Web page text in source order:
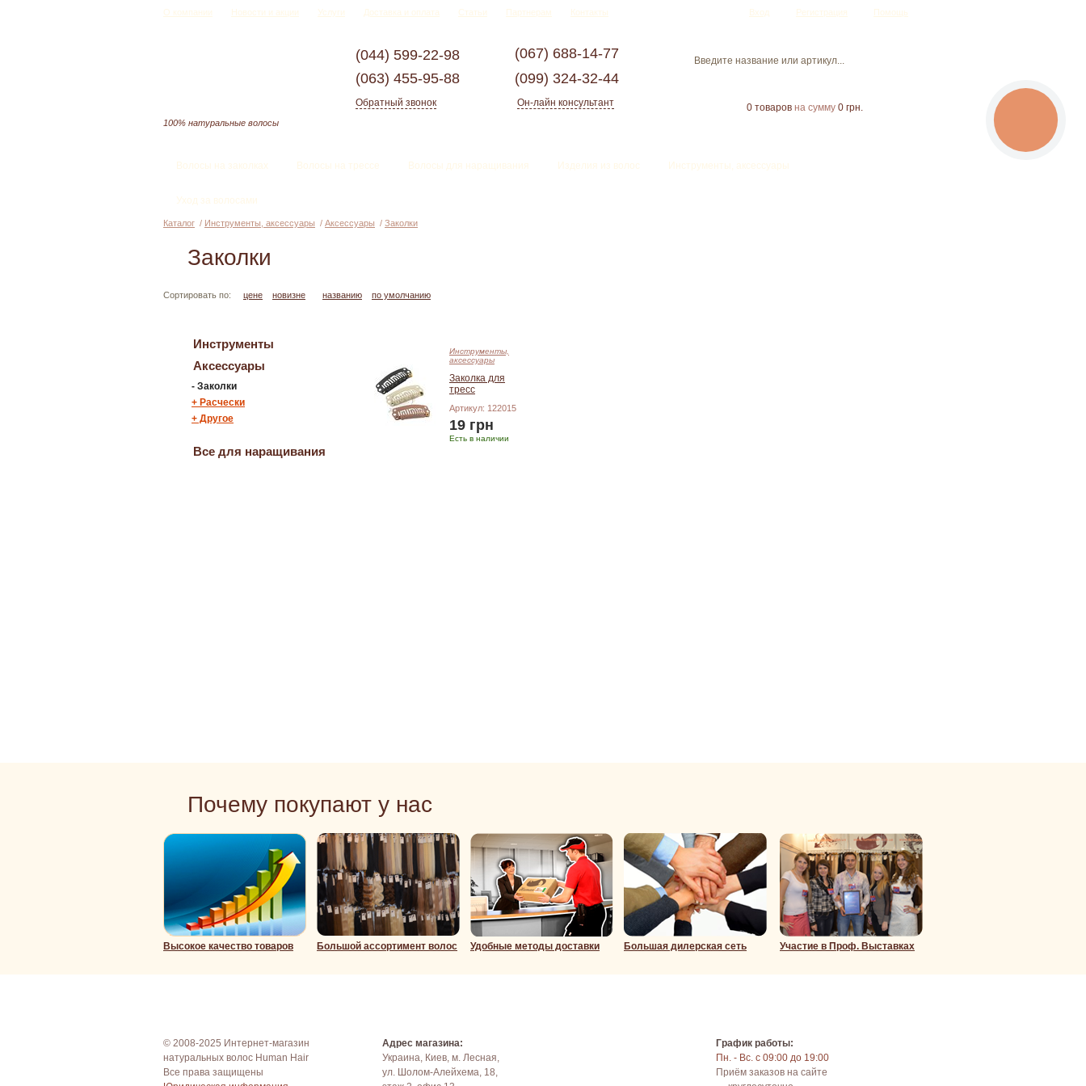
О компании Новости и акции Услуги Доставка и оплата Статьи Партнерам Контакты Вход Регистрация Помощь
100% натуральные волосы
(044) 599-22-98 (067) 688-14-77
(063) 455-95-88 (099) 324-32-44
Обратный звонок Он-лайн консультант 0 товаров на сумму 0 грн.
Волосы на заколках Волосы на трессе Волосы для наращивания Изделия из волос Инструменты, аксессуары
Уход за волосами
Каталог / Инструменты, аксессуары / Аксессуары / Заколки
Заколки
Сортировать по: цене новизне названию по умолчанию
Инструменты
Аксессуары
- Заколки
+ Расчески
+ Другое
Все для наращивания
Инструменты,
аксессуары
Заколка для
тресс
Артикул: 122015
19 грн
Есть в наличии
Почему покупают у нас
Высокое качество товаров Большой ассортимент волос Удобные методы доставки Большая дилерская сеть Участие в Проф. Выставках
© 2008-2025 Интернет-магазин
натуральных волос Human Hair
Все права защищены
Адрес магазина:
Украина, Киев, м. Лесная,
ул. Шолом-Алейхема, 18,
График работы:
Пн. - Вс. с 09:00 до 19:00
Приём заказов на сайте